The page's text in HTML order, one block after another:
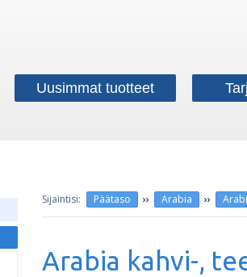
Uusimmat tuotteet
Päätaso ›› Arabia ››
Arabia kahvi-,